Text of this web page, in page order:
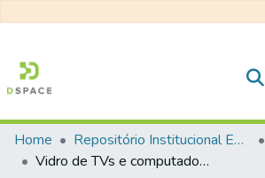
Communities & Collections
Home Repositório Institucional EESC
Vidro de TVs e computadores antigos é usado na produção de esmalte para revestimento cerâmico